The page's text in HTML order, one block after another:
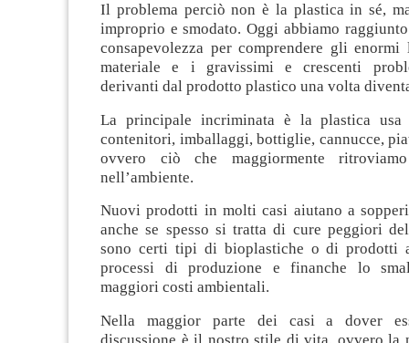
Il problema perciò non è la plastica in sé,
improprio e smodato. Oggi abbiamo
consapevolezza per comprendere gli
materiale e i gravissimi e crescenti
derivanti dal prodotto plastico una volta
La principale incriminata è la plastica usa
contenitori, imballaggi, bottiglie, cannucce,
ovvero ciò che maggiormente
nell’ambiente.
Nuovi prodotti in molti casi aiutano a
anche se spesso si tratta di cure peggiori
sono certi tipi di bioplastiche o di prodotti
processi di produzione e finanche lo
maggiori costi ambientali.
Nella maggior parte dei casi a dover
discussione è il nostro stile di vita, ovvero la